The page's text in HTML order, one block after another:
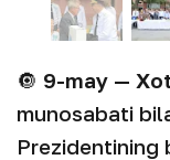
🔘 9-may —
munosabati
Prezidentining